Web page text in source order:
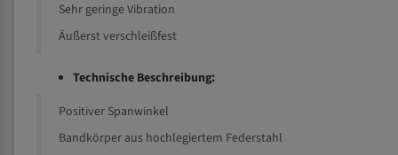
Sehr geringe Vibration
Äußerst verschleißfest
Technische Beschreibung:
Positiver Spanwinkel
Bandkörper aus hochlegiertem Federstahl